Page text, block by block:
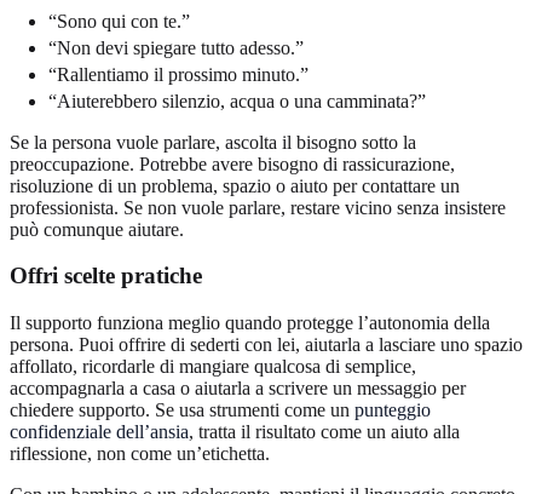
“Sono qui con te.”
“Non devi spiegare tutto adesso.”
“Rallentiamo il prossimo minuto.”
“Aiuterebbero silenzio, acqua o una camminata?”
Se la persona vuole parlare, ascolta il bisogno sotto la
preoccupazione. Potrebbe avere bisogno di rassicurazione,
risoluzione di un problema, spazio o aiuto per contattare un
professionista. Se non vuole parlare, restare vicino senza insistere
può comunque aiutare.
Offri scelte pratiche
Il supporto funziona meglio quando protegge l’autonomia della
persona. Puoi offrire di sederti con lei, aiutarla a lasciare uno spazio
affollato, ricordarle di mangiare qualcosa di semplice,
accompagnarla a casa o aiutarla a scrivere un messaggio per
chiedere supporto. Se usa strumenti come un punteggio
confidenziale dell’ansia, tratta il risultato come un aiuto alla
riflessione, non come un’etichetta.